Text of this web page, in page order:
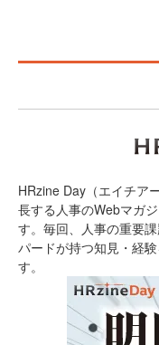
HRzine Day（エイチア
長する人事のWebマガ
す。毎回、人事の重要
パードが持つ知見・経
す。